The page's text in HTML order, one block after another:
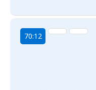
70:12